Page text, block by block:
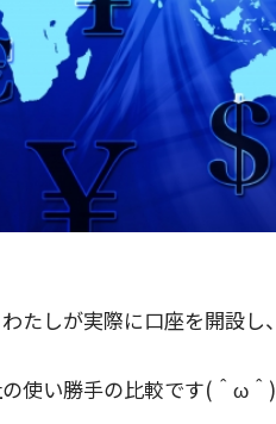
たしが実際に口座を開設し
の使い勝手の比較です(＾ω＾)